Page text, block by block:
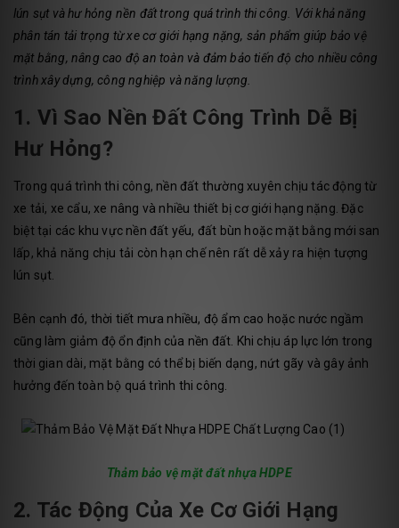
lún sụt và hư hỏng nền đất trong quá trình thi công. Với khả năng
phân tán tải trọng từ xe cơ giới hạng nặng, sản phẩm giúp bảo vệ
mặt bằng, nâng cao độ an toàn và đảm bảo tiến độ cho nhiều công
trình xây dựng, công nghiệp và năng lượng.
1. Vì Sao Nền Đất Công Trình Dễ Bị
Hư Hỏng?
Trong quá trình thi công, nền đất thường xuyên chịu tác động từ
xe tải, xe cẩu, xe nâng và nhiều thiết bị cơ giới hạng nặng. Đặc
biệt tại các khu vực nền đất yếu, đất bùn hoặc mặt bằng mới san
lấp, khả năng chịu tải còn hạn chế nên rất dễ xảy ra hiện tượng
lún sụt.
Bên cạnh đó, thời tiết mưa nhiều, độ ẩm cao hoặc nước ngầm
cũng làm giảm độ ổn định của nền đất. Khi chịu áp lực lớn trong
thời gian dài, mặt bằng có thể bị biến dạng, nứt gãy và gây ảnh
hưởng đến toàn bộ quá trình thi công.
Thảm bảo vệ mặt đất nhựa HDPE
2. Tác Động Của Xe Cơ Giới Hạng